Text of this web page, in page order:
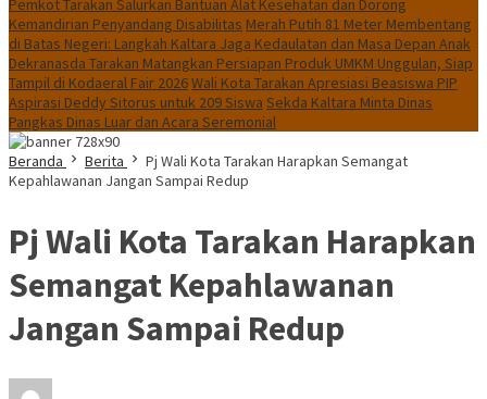
Pemkot Tarakan Salurkan Bantuan Alat Kesehatan dan Dorong
Kemandirian Penyandang Disabilitas Merah Putih 81 Meter Membentang
di Batas Negeri: Langkah Kaltara Jaga Kedaulatan dan Masa Depan Anak
Dekranasda Tarakan Matangkan Persiapan Produk UMKM Unggulan, Siap
Tampil di Kodaeral Fair 2026Wali Kota Tarakan Apresiasi Beasiswa PIP
Aspirasi Deddy Sitorus untuk 209 Siswa Sekda Kaltara Minta Dinas
Pangkas Dinas Luar dan Acara Seremonial
Beranda
Berita
Pj Wali Kota Tarakan Harapkan Semangat
Kepahlawanan Jangan Sampai Redup
Pj Wali Kota Tarakan Harapkan
Semangat Kepahlawanan
Jangan Sampai Redup